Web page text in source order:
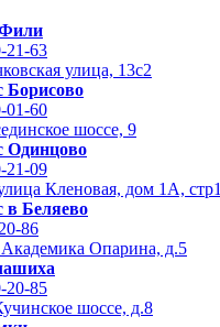
Фили
21-63
улица, 13с2
Борисово
01-60
шоссе, 9
Одинцово
21-09
Кленовая, дом 1А, стр1
в Беляево
86
Опарина, д.5
20-85
шоссе, д.8